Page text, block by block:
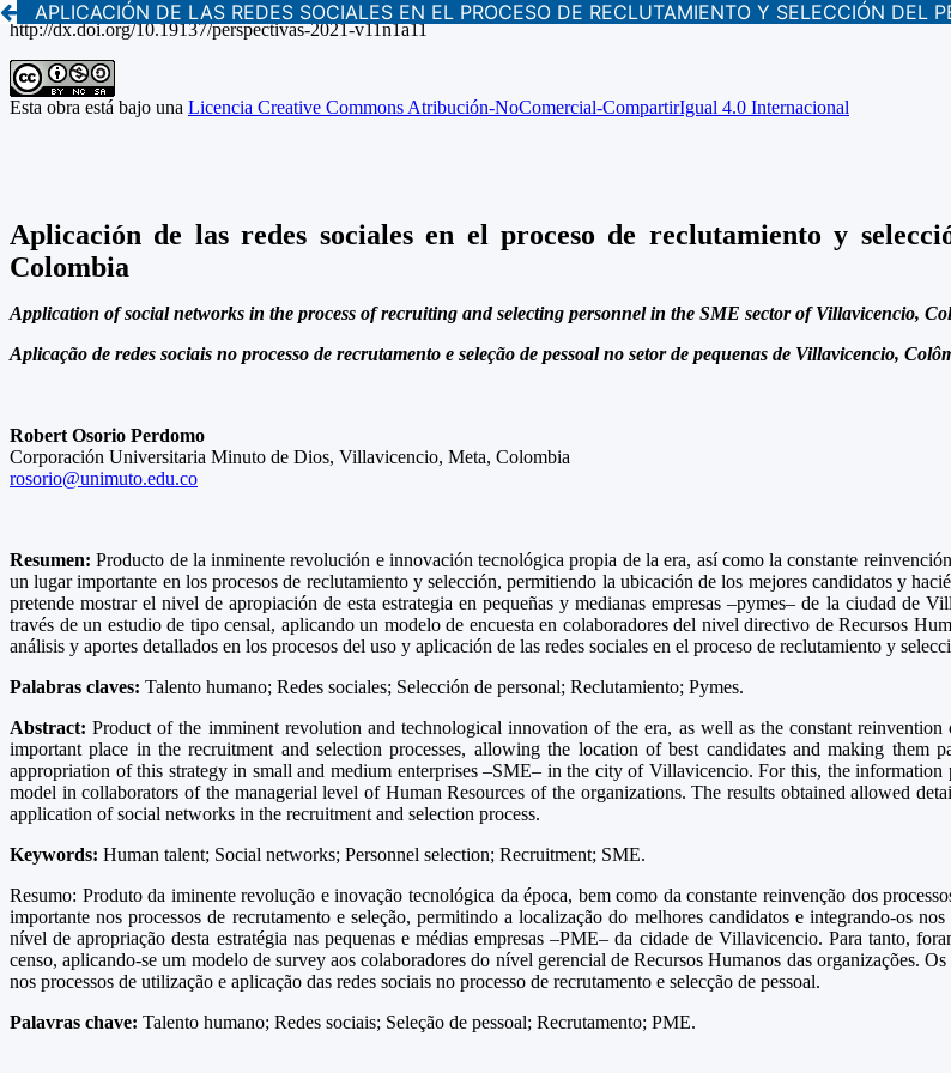
APLICACIÓN DE LAS REDES SOCIALES EN EL PROCESO DE RECLUTAMIENTO Y SELECCIÓN DEL